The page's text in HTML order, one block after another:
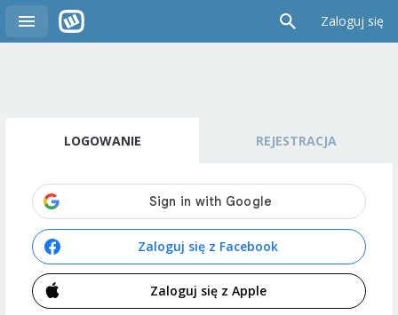
Zaloguj się
LOGOWANIE REJESTRACJA
Zaloguj się z Facebook
Zaloguj się z Apple